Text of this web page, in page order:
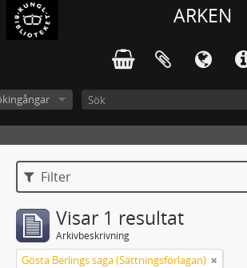
ARKEN
Filter
Visar 1 resultat
Arkivbeskrivning
Gösta Berlings saga (Sättningsförlagan)